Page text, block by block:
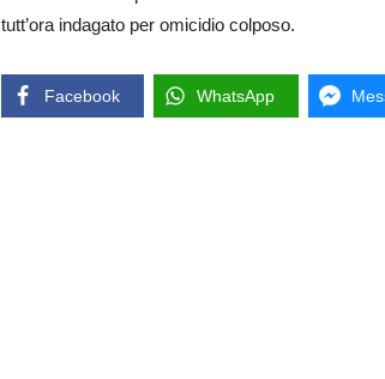
tutt’ora indagato per omicidio colposo.
Facebook WhatsApp